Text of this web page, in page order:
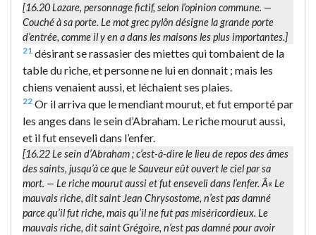
[16.20Lazare, personnage fictif, selon l’opinion commune. —
Couché à sa porte. Le mot grecpylôn désigne la grande porte
d’entrée, comme il y en a dans les maisons les plus importantes.]
21 désirant se rassasier des miettes qui tombaient de la
table du riche, et personne ne lui en donnait ; mais les
chiens venaient aussi, et léchaient ses plaies.
22 Or il arriva que le mendiant mourut, et fut emporté par
les anges dans le sein d’Abraham. Le riche mourut aussi,
et il fut enseveli dans l’enfer.
[16.22Le sein d’Abraham; c’est-à-dire le lieu de repos des âmes
des saints, jusqu’à ce que le Sauveur eût ouvert le ciel par sa
mort. — Le riche mourut aussi et fut enseveli dans l’enfer. Â« Le
mauvais riche, dit saint Jean Chrysostome, n’est pas damné
parce qu’il fut riche, mais qu’il ne fut pas miséricordieux. Le
mauvais riche, dit saint Grégoire, n’est pas damné pour avoir